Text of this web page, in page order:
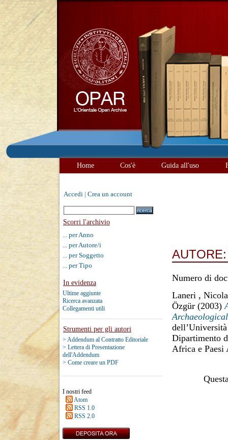
Home Cos'è Guida all'uso
Accedi Crea un account
Scorri l'archivio
... per Anno
... per Autore/i
... per Soggetto
... per Tipo
In evidenza
Ultime aggiunte
Ricerca avanzata
Collegamenti utili
Strumenti per gli autori
> Addendum al Contratto Editoriale
> Lettera di Presentazione
dell'Addendum
> Come creare un PDF
I nostri feed
Atom
RSS 1.0
RSS 2.0
Numero di
Laneri , Nicola
Özgür (2003)
Dipartimento
Africa e Paesi